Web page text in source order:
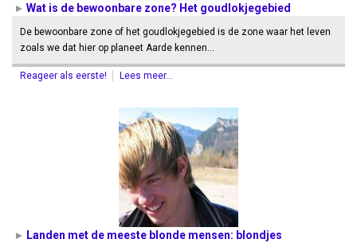
Wat is de bewoonbare zone? Het goudlokjegebied
De bewoonbare zone of het goudlokjegebied is de zone waar het leven
zoals we dat hier op planeet Aarde kennen…
Reageer als eerste! Lees meer...
Landen met de meeste blonde mensen: blondjes